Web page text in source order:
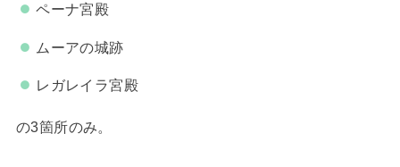
ペーナ宮殿
ムーアの城跡
レガレイラ宮殿
の3箇所のみ。